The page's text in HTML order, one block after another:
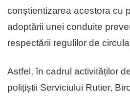
conștientizarea acestora cu
adoptării unei conduite
respectării regulilor de
Astfel, în cadrul activităților
polițiștii Serviciului Rutier,